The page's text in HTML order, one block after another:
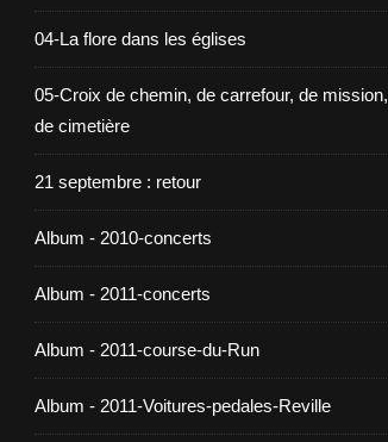
04-La flore dans les églises
05-Croix de chemin, de carrefour, de mission,
de cimetière
21 septembre : retour
Album - 2010-concerts
Album - 2011-concerts
Album - 2011-course-du-Run
Album - 2011-Voitures-pedales-Reville